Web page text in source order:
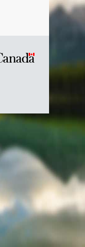
Symbole
du